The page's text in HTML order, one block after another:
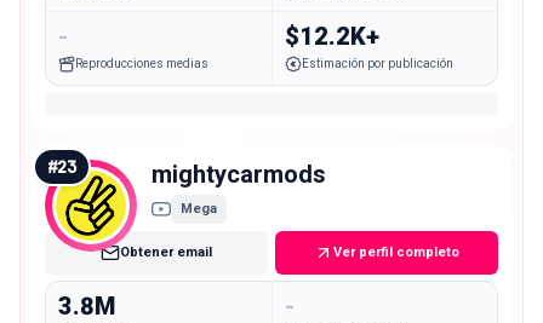
-
Reproducciones medias
$12.2K+
Estimación por publicación
#23 mightycarmods
Mega
Obtener email Ver perfil completo
3.8M -